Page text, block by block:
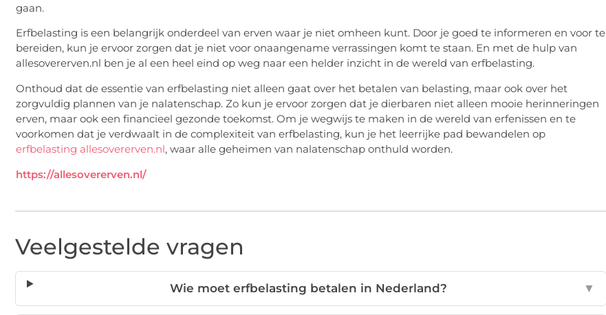
gaan.
Erfbelasting is een belangrijk onderdeel van erven waar je niet omheen kunt. Door je goed te informeren en voor te
bereiden, kun je ervoor zorgen dat je niet voor onaangename verrassingen komt te staan. En met de hulp van
allesovererven.nl ben je al een heel eind op weg naar een helder inzicht in de wereld van erfbelasting.
Onthoud dat de essentie van erfbelasting niet alleen gaat over het betalen van belasting, maar ook over het
zorgvuldig plannen van je nalatenschap. Zo kun je ervoor zorgen dat je dierbaren niet alleen mooie herinneringen
erven, maar ook een financieel gezonde toekomst. Om je wegwijs te maken in de wereld van erfenissen en te
voorkomen dat je verdwaalt in de complexiteit van erfbelasting, kun je het leerrijke pad bewandelen op
erfbelasting allesovererven.nl, waar alle geheimen van nalatenschap onthuld worden.
https://allesovererven.nl/
Veelgestelde vragen
Wie moet erfbelasting betalen in Nederland? ▼